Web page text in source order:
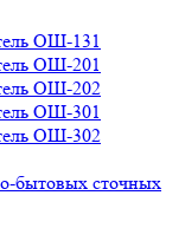
ОШ-131
ОШ-201
ОШ-202
ОШ-301
ОШ-302
бытовых сточных